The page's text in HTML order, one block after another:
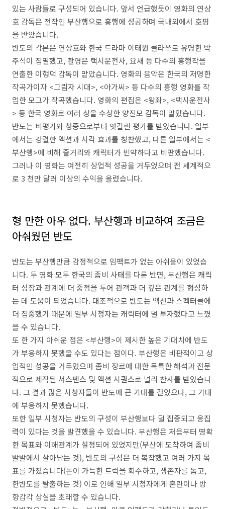
있는 사람들로 구성되어 있습니다. 앞서 언급했듯이 영화의 연상
호 감독은 전작인 부산행으로 흥행에 성공하며 국내외에서 호평
을 받았습니다.
반도의 각본은 연상호와 한국 드라마 이태원 클라쓰로 유명한 박
주석이 집필했고, 촬영은 택시운전사, 요새 등 다수의 흥행작을
연출한 이형덕 감독이 맡았습니다. 영화의 음악은 한국의 저명한
작곡가이자 <그림자 시대>, <아가씨> 등 다수의 흥행 영화를 작
업한 모그가 작곡했습니다. 영화의 편집은 <왕좌>, <택시운전사
> 등 한국 영화로 여러 상을 수상한 양진모 감독이 맡았습니다.
반도는 비평가와 청중으로부터 엇갈린 평가를 받았습니다. 일부
에서는 강렬한 액션과 시각 효과를 칭찬했고, 다른 일부에서는 <
부산행>에 비해 줄거리와 캐릭터가 빈약하다고 비판했습니다.
그러나 이 영화는 여전히 상업적 성공을 거두었으며 전 세계적으
로 3 천만 달러 이상의 수익을 올렸습니다.
형 만한 아우 없다. 부산행과 비교하여 조금은
아숴웠던 반도
반도는 부산행만큼 감정적으로 임팩트가 없는 아쉬움이 있었습
니다. 두 영화 모두 한국의 좀비 사태를 다룬 반면, 부산행은 캐릭
터 성장과 관계에 더 중점을 두어 관객과 더 깊은 관계를 형성하
는 데 도움이 되었습니다. 대조적으로 반도는 액션과 스펙터클에
더 집중했기 때문에 일부 시청자는 캐릭터에 덜 투자했다고 느꼈
을 수 있습니다.
또 한 가지 아쉬운 점은 <부산행>이 제시한 높은 기대치에 반도
가 부응하지 못했을 수도 있다는 점이다. 부산행은 비판적이고 상
업적인 성공을 거두었으며 좀비 장르에 대한 독특한 해석과 전문
적으로 제작된 서스펜스 및 액션 시퀀스로 널리 찬사를 받았습니
다. 그 결과 많은 시청자들이 반도에 큰 기대를 걸었으나, 그 기대
에 부응하지 못했습니다.
또한 일부 시청자는 반도의 구성이 부산행보다 덜 집중되고 응집
력이 있다는 것을 발견했을 수 있습니다. 부산행은 처음부터 명확
한 목표와 이해관계가 설정되어 있었지만(부산에 도착하여 좀비
발발에서 살아남는 것), 반도의 구성은 더 복잡했고 여러 가지 목
표를 가졌습니다(돈이 가득한 트럭을 회수하고, 생존자를 돕고,
한반도를 탈출하는 것) 이로 인해 일부 시청자에게 혼란이나 방
향감각 상실을 초래할 수 있습니다.